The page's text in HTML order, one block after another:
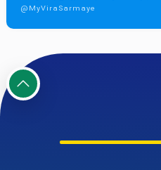
@MyViraSarmaye